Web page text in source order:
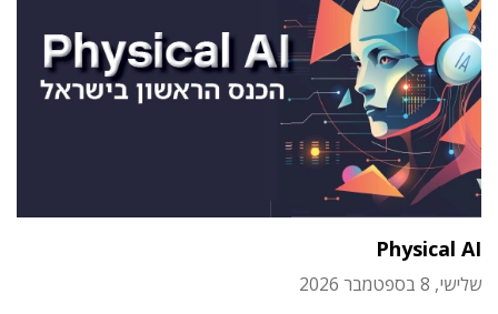
Physical AI
שלישי, 8 בספטמבר 2026